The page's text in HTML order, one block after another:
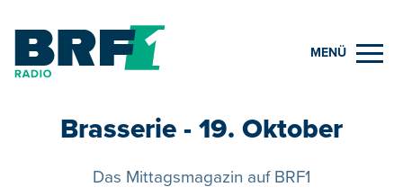
MENÜ
Brasserie - 19. Oktober
Das Mittagsmagazin auf BRF1